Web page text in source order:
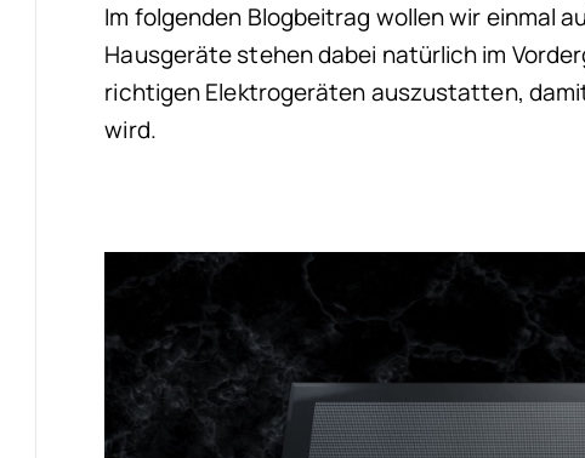
Im folgenden Blogbeitrag wollen wir einmal
Hausgeräte stehen dabei natürlich im
richtigen Elektrogeräten auszustatten,
wird.